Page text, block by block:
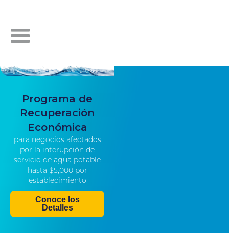
Programa de
Recuperación
Económica
para negocios afectados
por la interupción de
servicio de agua potable
hasta $5,000 por
establecimiento
Conoce los
Detalles